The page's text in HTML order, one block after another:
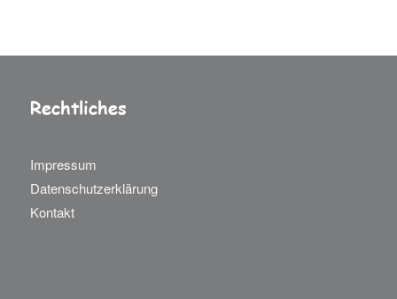
Rechtliches
Impressum
Datenschutzerklärung
Kontakt